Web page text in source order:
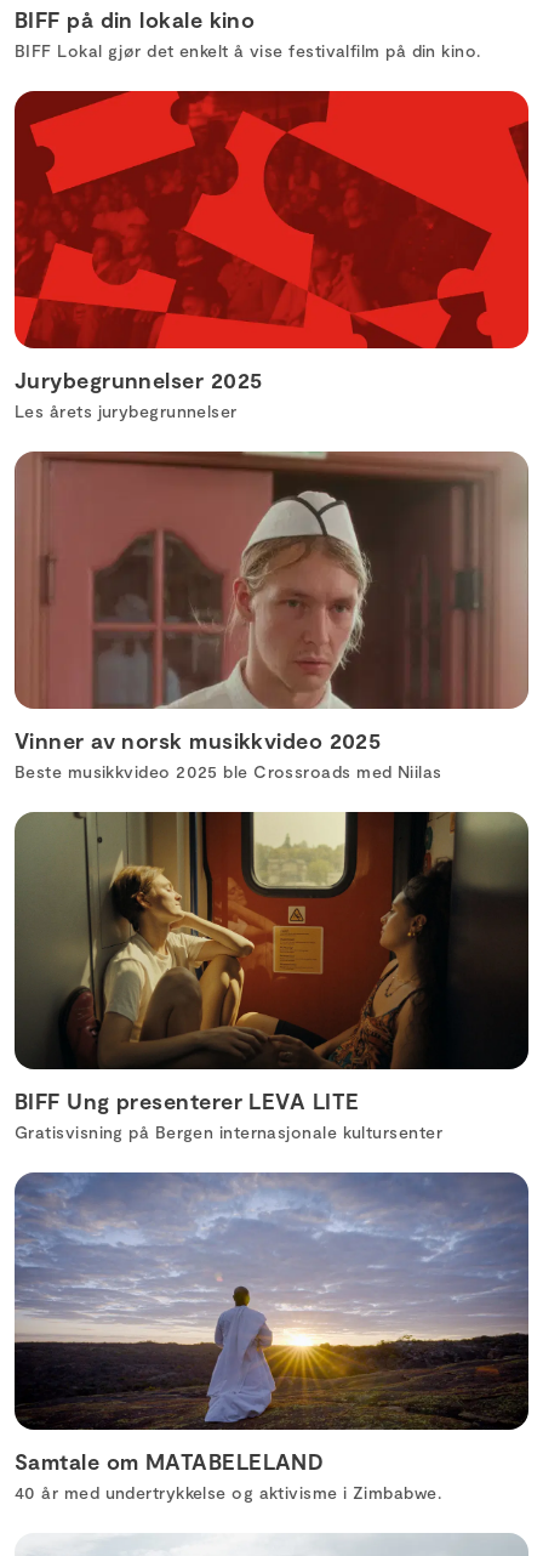
BIFF på din lokale kino
BIFF Lokal gjør det enkelt å vise festivalfilm på din kino.
Jurybegrunnelser 2025
Les årets jurybegrunnelser
Vinner av norsk musikkvideo 2025
Beste musikkvideo 2025 ble Crossroads med Niilas
BIFF Ung presenterer LEVA LITE
Gratisvisning på Bergen internasjonale kultursenter
Samtale om MATABELELAND
40 år med undertrykkelse og aktivisme i Zimbabwe.